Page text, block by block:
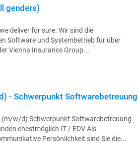
genders)
deliver for sure. Wir sind die
Software und Systembetrieb für über
Vienna Insurance Group...
- Schwerpunkt Softwarebetreuung
(m/w/d) Schwerpunkt Softwarebetreuung
ehestmöglich IT / EDV Als
Persönlichkeit sind Sie die...